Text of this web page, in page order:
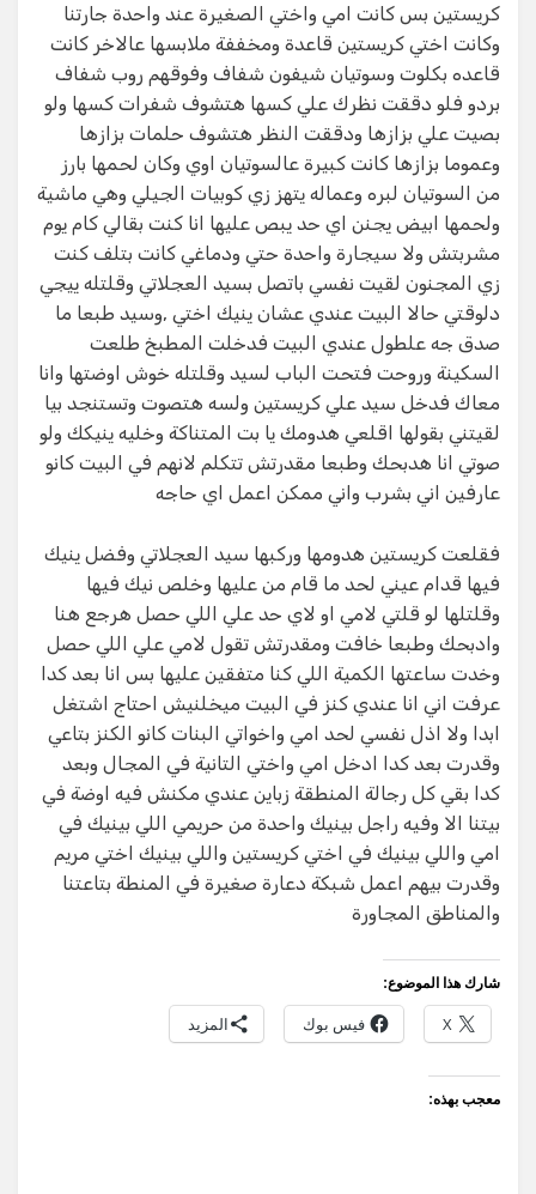
كريستين بس كانت امي واختي الصغيرة عند واحدة جارتنا
وكانت اختي كريستين قاعدة ومخففة ملابسها عالاخر كانت
قاعده بكلوت وسوتيان شيفون شفاف وفوقهم روب شفاف
بردو فلو دققت نظرك علي كسها هتشوف شفرات كسها ولو
بصيت علي بزازها ودققت النظر هتشوف حلمات بزازها
وعموما بزازها كانت كبيرة عالسوتيان اوي وكان لحمها بارز
من السوتيان لبره وعماله يتهز زي كوبيات الجيلي وهي ماشية
ولحمها ابيض يجنن اي حد يبص عليها انا كنت بقالي كام يوم
مشربتش ولا سيجارة واحدة حتي ودماغي كانت بتلف كنت
زي المجنون لقيت نفسي باتصل بسيد العجلاتي وقلتله ييجي
دلوقتي حالا البيت عندي عشان ينيك اختي ,وسيد طبعا ما
صدق جه علطول عندي البيت فدخلت المطبخ طلعت
السكينة وروحت فتحت الباب لسيد وقلتله خوش اوضتها وانا
معاك فدخل سيد علي كريستين ولسه هتصوت وتستنجد بيا
لقيتني بقولها اقلعي هدومك يا بت المتناكة وخليه ينيكك ولو
صوتي انا هدبحك وطبعا مقدرتش تتكلم لانهم في البيت كانو
عارفين اني بشرب واني ممكن اعمل اي حاجه
فقلعت كريستين هدومها وركبها سيد العجلاتي وفضل ينيك
فيها قدام عيني لحد ما قام من عليها وخلص نيك فيها
وقلتلها لو قلتي لامي او لاي حد علي اللي حصل هرجع هنا
وادبحك وطبعا خافت ومقدرتش تقول لامي علي اللي حصل
وخدت ساعتها الكمية اللي كنا متفقين عليها بس انا بعد كدا
عرفت اني انا عندي كنز في البيت ميخلنيش احتاج اشتغل
ابدا ولا اذل نفسي لحد امي واخواتي البنات كانو الكنز بتاعي
وقدرت بعد كدا ادخل امي واختي التانية في المجال وبعد
كدا بقي كل رجالة المنطقة زباين عندي مكنش فيه اوضة في
بيتنا الا وفيه راجل بينيك واحدة من حريمي اللي بينيك في
امي واللي بينيك في اختي كريستين واللي بينيك اختي مريم
وقدرت بيهم اعمل شبكة دعارة صغيرة في المنطة بتاعتنا
والمناطق المجاورة
شارك هذا الموضوع:
X فيس بوك المزيد
معجب بهذه: